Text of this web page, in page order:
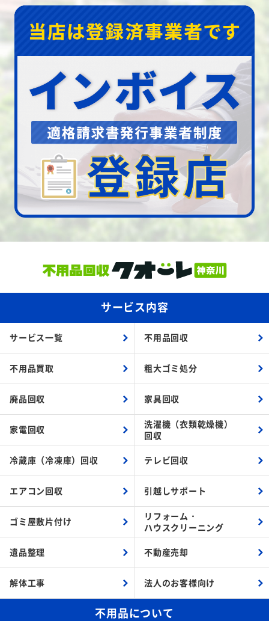
サービス内容
サービス一覧 不用品回収
不用品買取 粗大ゴミ処分
廃品回収 家具回収
家電回収
洗濯機（衣類乾燥機）
回収
冷蔵庫（冷凍庫）回収 テレビ回収
エアコン回収 引越しサポート
ゴミ屋敷片付け
リフォーム・
ハウスクリーニング
遺品整理 不動産売却
解体工事 法人のお客様向け
不用品について